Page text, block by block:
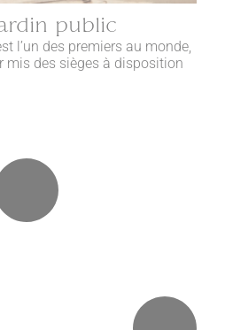
public
l’un des premiers au monde,
mis des sièges à disposition